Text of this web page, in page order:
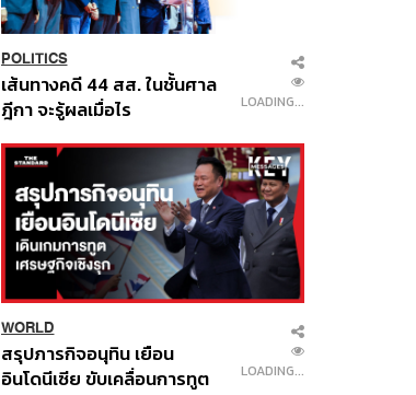
POLITICS
เส้นทางคดี 44 สส. ในชั้นศาล
ฎีกา จะรู้ผลเมื่อไร
LOADING...
WORLD
สรุปภารกิจอนุทิน เยือน
อินโดนีเซีย ขับเคลื่อนการทูต
LOADING...